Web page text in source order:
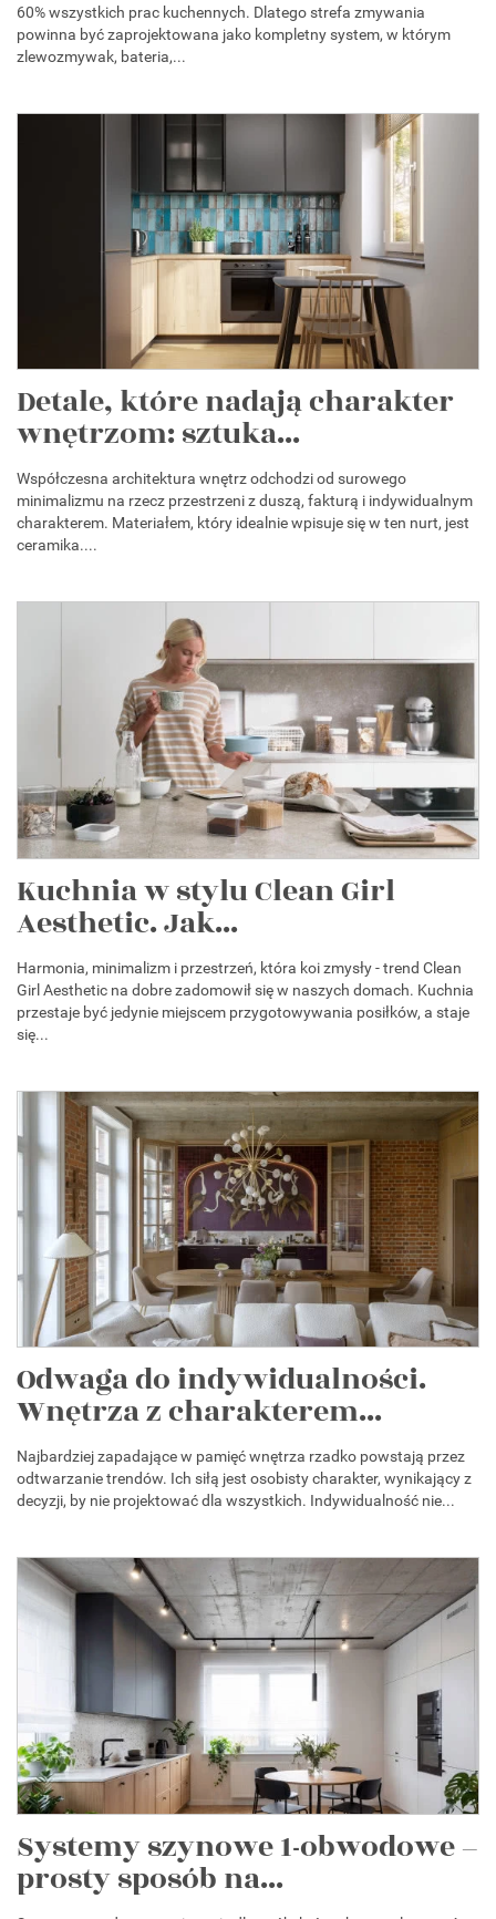
60% wszystkich prac kuchennych. Dlatego strefa zmywania
powinna być zaprojektowana jako kompletny system, w którym
zlewozmywak, bateria,...
Detale, które nadają charakter
wnętrzom: sztuka...
Współczesna architektura wnętrz odchodzi od surowego
minimalizmu na rzecz przestrzeni z duszą, fakturą i indywidualnym
charakterem. Materiałem, który idealnie wpisuje się w ten nurt, jest
ceramika....
Kuchnia w stylu Clean Girl
Aesthetic. Jak...
Harmonia, minimalizm i przestrzeń, która koi zmysły - trend Clean
Girl Aesthetic na dobre zadomowił się w naszych domach. Kuchnia
przestaje być jedynie miejscem przygotowywania posiłków, a staje
się...
Odwaga do indywidualności.
Wnętrza z charakterem...
Najbardziej zapadające w pamięć wnętrza rzadko powstają przez
odtwarzanie trendów. Ich siłą jest osobisty charakter, wynikający z
decyzji, by nie projektować dla wszystkich. Indywidualność nie...
Systemy szynowe 1-obwodowe –
prosty sposób na...